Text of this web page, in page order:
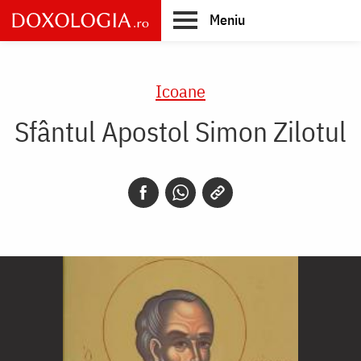
Skip
to
main
Meniu
Icoane
Sfântul Apostol Simon Zilotul